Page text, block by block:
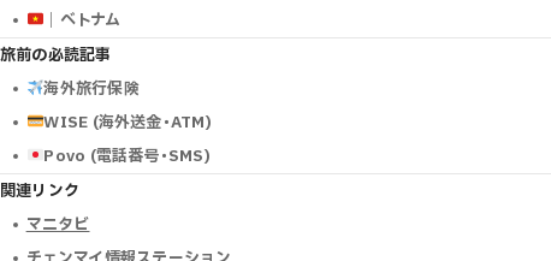
｜ベトナム
旅前の必読記事
海外旅行保険
WISE (海外送金･ATM)
Povo (電話番号･SMS)
関連リンク
マニタビ